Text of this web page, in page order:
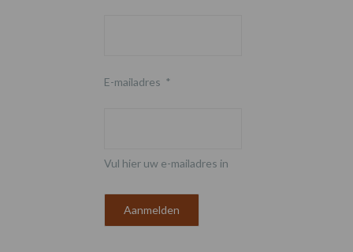
E-mailadres *
Vul hier uw e-mailadres in